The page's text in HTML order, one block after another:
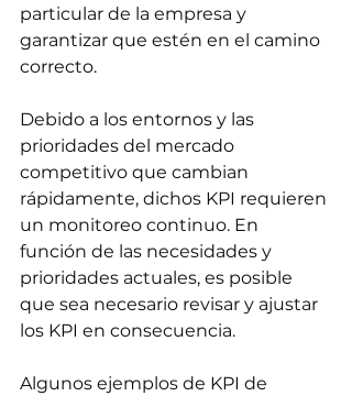
particular de la empresa y
garantizar que estén en el camino
correcto.
Debido a los entornos y las
prioridades del mercado
competitivo que cambian
rápidamente, dichos KPI requieren
un monitoreo continuo. En
función de las necesidades y
prioridades actuales, es posible
que sea necesario revisar y ajustar
los KPI en consecuencia.
Algunos ejemplos de KPI de